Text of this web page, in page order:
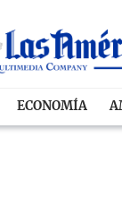
ECONOMÍA